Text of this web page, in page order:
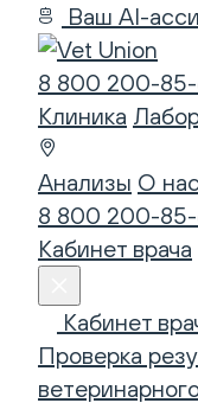
Ваш AI-
8 800 200-
Клиника
Анализы О нас
8 800 200-
Кабинет врача
Кабинет
Проверка